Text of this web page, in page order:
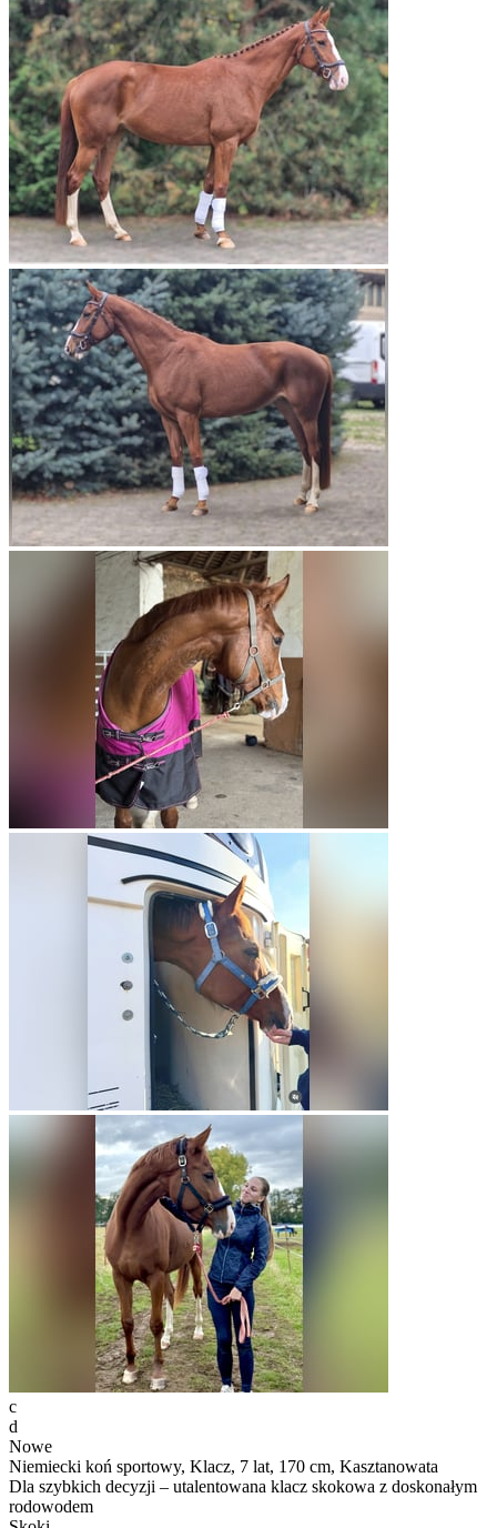
c
d
Nowe
Niemiecki koń sportowy, Klacz, 7 lat, 170 cm, Kasztanowata
Dla szybkich decyzji – utalentowana klacz skokowa z doskonałym
rodowodem